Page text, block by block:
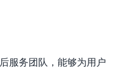
服务团队，能够为用户